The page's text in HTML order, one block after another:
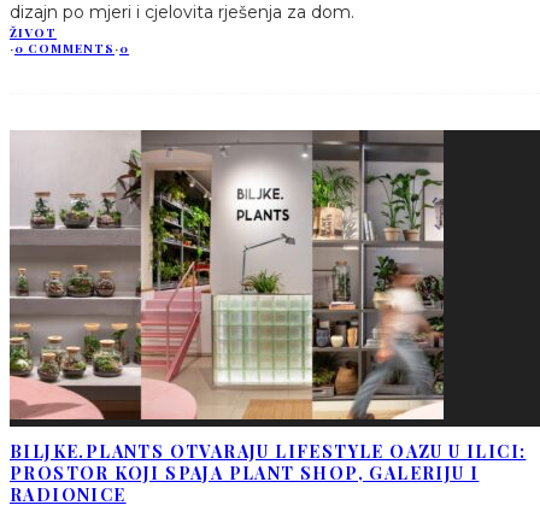
dizajn po mjeri i cjelovita rješenja za dom.
ŽIVOT
·0 COMMENTS ·0
BILJKE.PLANTS OTVARAJU LIFESTYLE OAZU U ILICI:
PROSTOR KOJI SPAJA PLANT SHOP, GALERIJU I
RADIONICE